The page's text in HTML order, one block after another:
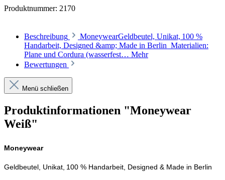
Produktnummer: 2170
Beschreibung
MoneywearGeldbeutel, Unikat, 100 %
Handarbeit, Designed &amp; Made in Berlin Materialien:
Plane und Cordura (wasserfest… Mehr
Bewertungen
Menü schließen
Produktinformationen "Moneywear
Weiß"
Moneywear
Geldbeutel, Unikat, 100 % Handarbeit, Designed & Made in Berlin